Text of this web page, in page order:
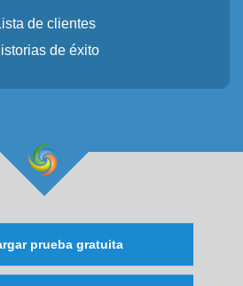
de clientes
de éxito
prueba gratuita